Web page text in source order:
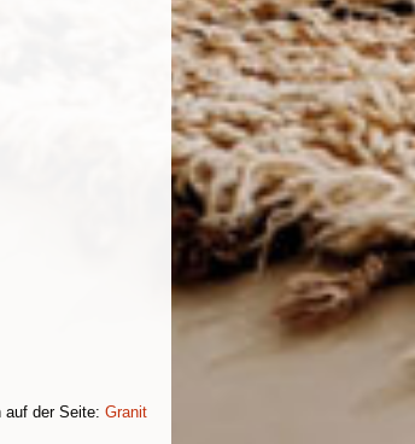
auf der Seite: Granit